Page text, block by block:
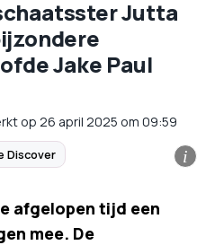
Jutta
Jake Paul
op 26 april 2025 om 09:59
Discover i
afgelopen tijd een
mee. De